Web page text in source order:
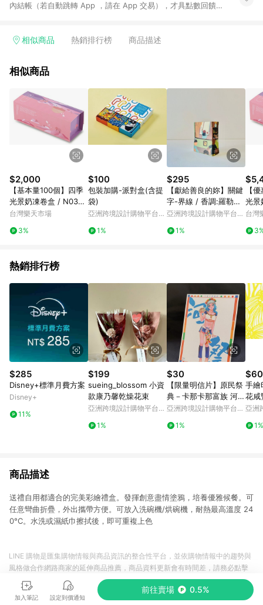
內結帳（若自動跳轉 App ，請在 App 交易），才具點數回饋資
請更新至 3.9 才具贈點資格。 5. 點數將於廠商出貨後 30 天後發
車標示為準。 7. LINE購物導購回饋無法與媽咪愛站上折價券並
商品類別不回饋，請參考以下列表：童書館出清 / Switch 遊戲片
/ 瑪利歐玩具 / LEGO樂高 / 尿布 / 橋樑書 / 中高年級推薦書單 /
行李箱 / 寶寶攝影機 / 雞精&鱸魚精 / 美妝保養 / 居家防護 / 暢銷
作者&經典角色 / 人氣卡通大集合 / 地墊&圍欄 / 外文&英文童書 /
套書專區 / 各式零嘴&堅果&珍珠&果乾&糖果 / 兒童耳機&耳麥 /
水果專區 / 親子理財書單 / 6~8歲推薦書單 / 箱購專區 / 寶可夢
pokemon玩具 / 世界名著 / 廚房家電 / 蔬果汁&奶粉 / 體能玩具 /
涼墊 / 同儕相處書單 / 旅遊商品 / 公益商品
相似商品 熱銷排行榜 商品描述
相似商品
$2,000
【基本量100個】四季
光景奶凍卷盒 / N0300
3
台灣樂天市場
3%
$100
包裝加購-派對盒(含提
袋)
亞洲跨境設計購物平台
1%
$295
【獻給善良的妳】關鍵
字-界線 / 香調:羅勒柑
檸
亞洲跨境設計購物平台
1%
【
光
3
台灣
熱銷排行榜
$285
Disney+標準月費方案
Disney+
11%
$199
sueing_blossom 小資
款康乃馨乾燥花束
亞洲跨境設計購物平台
1%
$30
【限量明信片】原民祭
典－卡那卡那富族 河祭
聖誕禮物 交換禮物
亞洲跨境設計購物平台
1%
$60
手繪
花咸
亞洲
1%
商品描述
送禮自用都適合的完美彩繪禮盒。發揮創意盡情塗鴉，培養優雅候餐。可
任意彎曲折疊，外出攜帶方便。可放入洗碗機/烘碗機，耐熱最高溫度 24
0°C。水洗或濕紙巾擦拭後，即可重複上色
加入筆記 設定到價通知
前往賣場 0.5%
LINE 購物是匯集購物情報與商品資訊的整合性平台，並依購物情報中的趨勢與
風格做合作網路商家的延伸商品推薦，商品資料更新會有時間差，請務必點擊
商品至各合作網路商家，確認現售價與購物條件，一切資訊以合作廠商網頁為
準。